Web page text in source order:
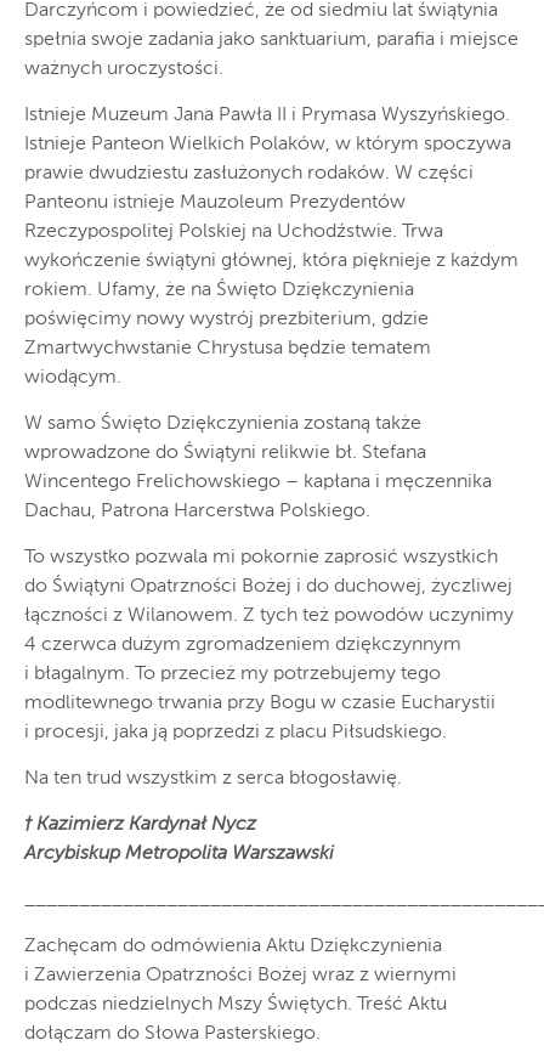
Darczyńcom i powiedzieć, że od siedmiu lat świątynia
spełnia swoje zadania jako sanktuarium, parafia i miejsce
ważnych uroczystości.
Istnieje Muzeum Jana Pawła II i Prymasa Wyszyńskiego.
Istnieje Panteon Wielkich Polaków, w którym spoczywa
prawie dwudziestu zasłużonych rodaków. W części
Panteonu istnieje Mauzoleum Prezydentów
Rzeczypospolitej Polskiej na Uchodźstwie. Trwa
wykończenie świątyni głównej, która pięknieje z każdym
rokiem. Ufamy, że na Święto Dziękczynienia
poświęcimy nowy wystrój prezbiterium, gdzie
Zmartwychwstanie Chrystusa będzie tematem
wiodącym.
W samo Święto Dziękczynienia zostaną także
wprowadzone do Świątyni relikwie bł. Stefana
Wincentego Frelichowskiego – kapłana i męczennika
Dachau, Patrona Harcerstwa Polskiego.
To wszystko pozwala mi pokornie zaprosić wszystkich
do Świątyni Opatrzności Bożej i do duchowej, życzliwej
łączności z Wilanowem. Z tych też powodów uczynimy
4 czerwca dużym zgromadzeniem dziękczynnym
i błagalnym. To przecież my potrzebujemy tego
modlitewnego trwania przy Bogu w czasie Eucharystii
i procesji, jaka ją poprzedzi z placu Piłsudskiego.
Na ten trud wszystkim z serca błogosławię.
† Kazimierz Kardynał Nycz
Arcybiskup Metropolita Warszawski
Zachęcam do odmówienia Aktu Dziękczynienia
i Zawierzenia Opatrzności Bożej wraz z wiernymi
podczas niedzielnych Mszy Świętych. Treść Aktu
dołączam do Słowa Pasterskiego.